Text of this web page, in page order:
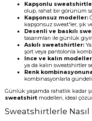
Kapşonlu
olup, rahat bir görünüm
Kapşonsuz modeller:
kapşonsuz sweat'ler, şık
Desenli ve baskılı
tasarımları ile günlük
Askılı sweatshirtler:
şort veya pantolonla
Ince ve kalın
ya da kalın sweatshirtler
Renk
kombinasyonlarla
Günlük yaşamda rahatlık kadar
sweatshirt modelleri, ideal
Sweatshirtlerle